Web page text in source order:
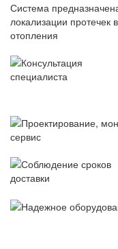
Система
локализации протечек
отопления